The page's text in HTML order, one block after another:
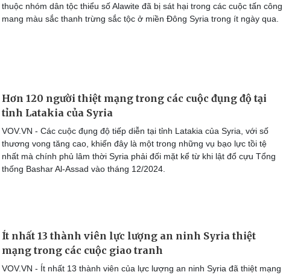
thuộc nhóm dân tộc thiểu số Alawite đã bị sát hại trong các cuộc tấn công
mang màu sắc thanh trừng sắc tộc ở miền Đông Syria trong ít ngày qua.
Hơn 120 người thiệt mạng trong các cuộc đụng độ tại
tỉnh Latakia của Syria
VOV.VN - Các cuộc đụng độ tiếp diễn tại tỉnh Latakia của Syria, với số
thương vong tăng cao, khiến đây là một trong những vụ bạo lực tồi tệ
nhất mà chính phủ lâm thời Syria phải đối mặt kể từ khi lật đổ cựu Tổng
thống Bashar Al-Assad vào tháng 12/2024.
Ít nhất 13 thành viên lực lượng an ninh Syria thiệt
mạng trong các cuộc giao tranh
VOV.VN - Ít nhất 13 thành viên của lực lượng an ninh Syria đã thiệt mạng